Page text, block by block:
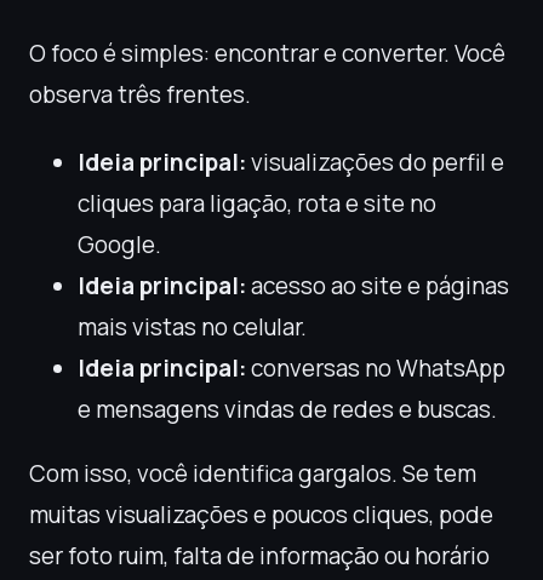
O foco é simples: encontrar e converter. Você
observa três frentes.
Ideia principal:visualizações do perfil e
cliques para ligação, rota e site no
Google.
Ideia principal:acesso ao site e páginas
mais vistas no celular.
Ideia principal:conversas no WhatsApp
e mensagens vindas de redes e buscas.
Com isso, você identifica gargalos. Se tem
muitas visualizações e poucos cliques, pode
ser foto ruim, falta de informação ou horário